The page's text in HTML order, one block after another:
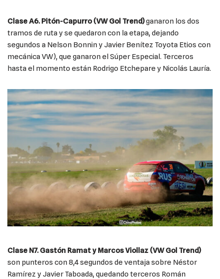
Clase A6. Pitón-Capurro (VW Gol Trend)ganaron los dos
tramos de ruta y se quedaron con la etapa, dejando
segundos a Nelson Bonnin y Javier Benítez Toyota Etios con
mecánica VW), que ganaron el Súper Especial. Terceros
hasta el momento están Rodrigo Etchepare y Nicolás Lauría.
Clase N7. Gastón Ramat y Marcos Viollaz (VW Gol Trend)
son punteros con 8,4 segundos de ventaja sobre Néstor
Ramírez y Javier Taboada, quedando terceros Román